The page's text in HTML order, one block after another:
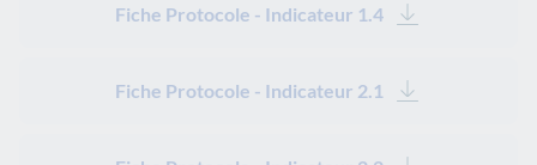
Fiche Protocole - Indicateur 1.4
Fiche Protocole - Indicateur 2.1